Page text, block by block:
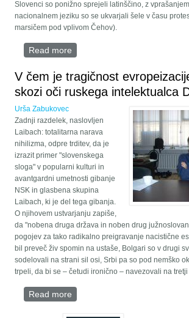
Slovenci so ponižno sprejeli latinščino, z
nacionalnem jeziku so se ukvarjali šele v času
marsičem pod vplivom Čehov).
Read more
V čem je tragičnost
skozi oči ruskega intelektualca
Urša Zabukovec
Zadnji razdelek, naslovljen
Laibach: totalitarna narava
nihilizma, odpre trditev, da je
izrazit primer "slovenskega
sloga" v popularni kulturi in
avantgardni umetnosti gibanje
NSK in glasbena skupina
Laibach, ki je del tega gibanja.
O njihovem ustvarjanju zapiše,
da "nobena druga država in noben drug
pogojev za tako radikalno preigravanje nacistične
bil preveč živ spomin na ustaše, Bolgari so v drugi
sodelovali na strani sil osi, Srbi pa so pod nemško
trpeli, da bi se – četudi ironično – navezovali na
Read more